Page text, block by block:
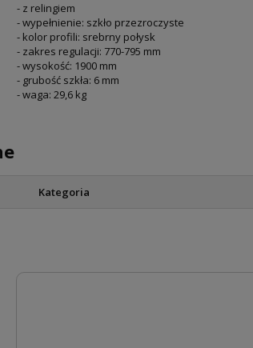
- z relingiem
- wypełnienie: szkło przezroczyste
- kolor profili: srebrny połysk
- zakres regulacji: 770-795 mm
- wysokość: 1900 mm
- grubość szkła: 6 mm
- waga: 29,6 kg
Kategoria